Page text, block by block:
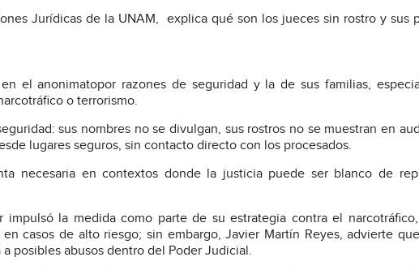
Jurídicas de la UNAM, explica qué son los jueces sin rostro y sus
el anonimatopor razones de seguridad y la de sus familias,
o terrorismo.
sus nombres no se divulgan, sus rostros no se muestran en
lugares seguros, sin contacto directo con los procesados.
necesaria en contextos donde la justicia puede ser blanco de
impulsó la medida como parte de su estrategia contra el
casos de alto riesgo; sin embargo, Javier Martín Reyes, advierte
posibles abusos dentro del Poder Judicial.